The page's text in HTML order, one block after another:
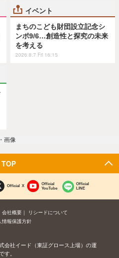
イベント
まちのこども財団設立記念シ
ンポ9/6…創造性と探究の未来
を考える
2026.8.7 Fri 16:15
画像
TOP
Official X
Official
YouTube
Official
LINE
会社概要
リシードについて
情報保護方針
会社イード（東証グロース上場）の運
す。